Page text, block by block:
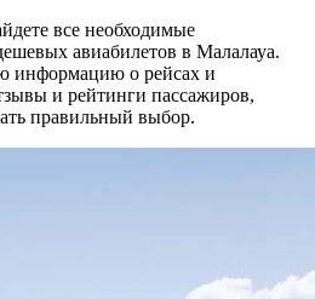
все необходимые
авиабилетов в Малалауа.
информацию о рейсах и
и рейтинги пассажиров,
правильный выбор.